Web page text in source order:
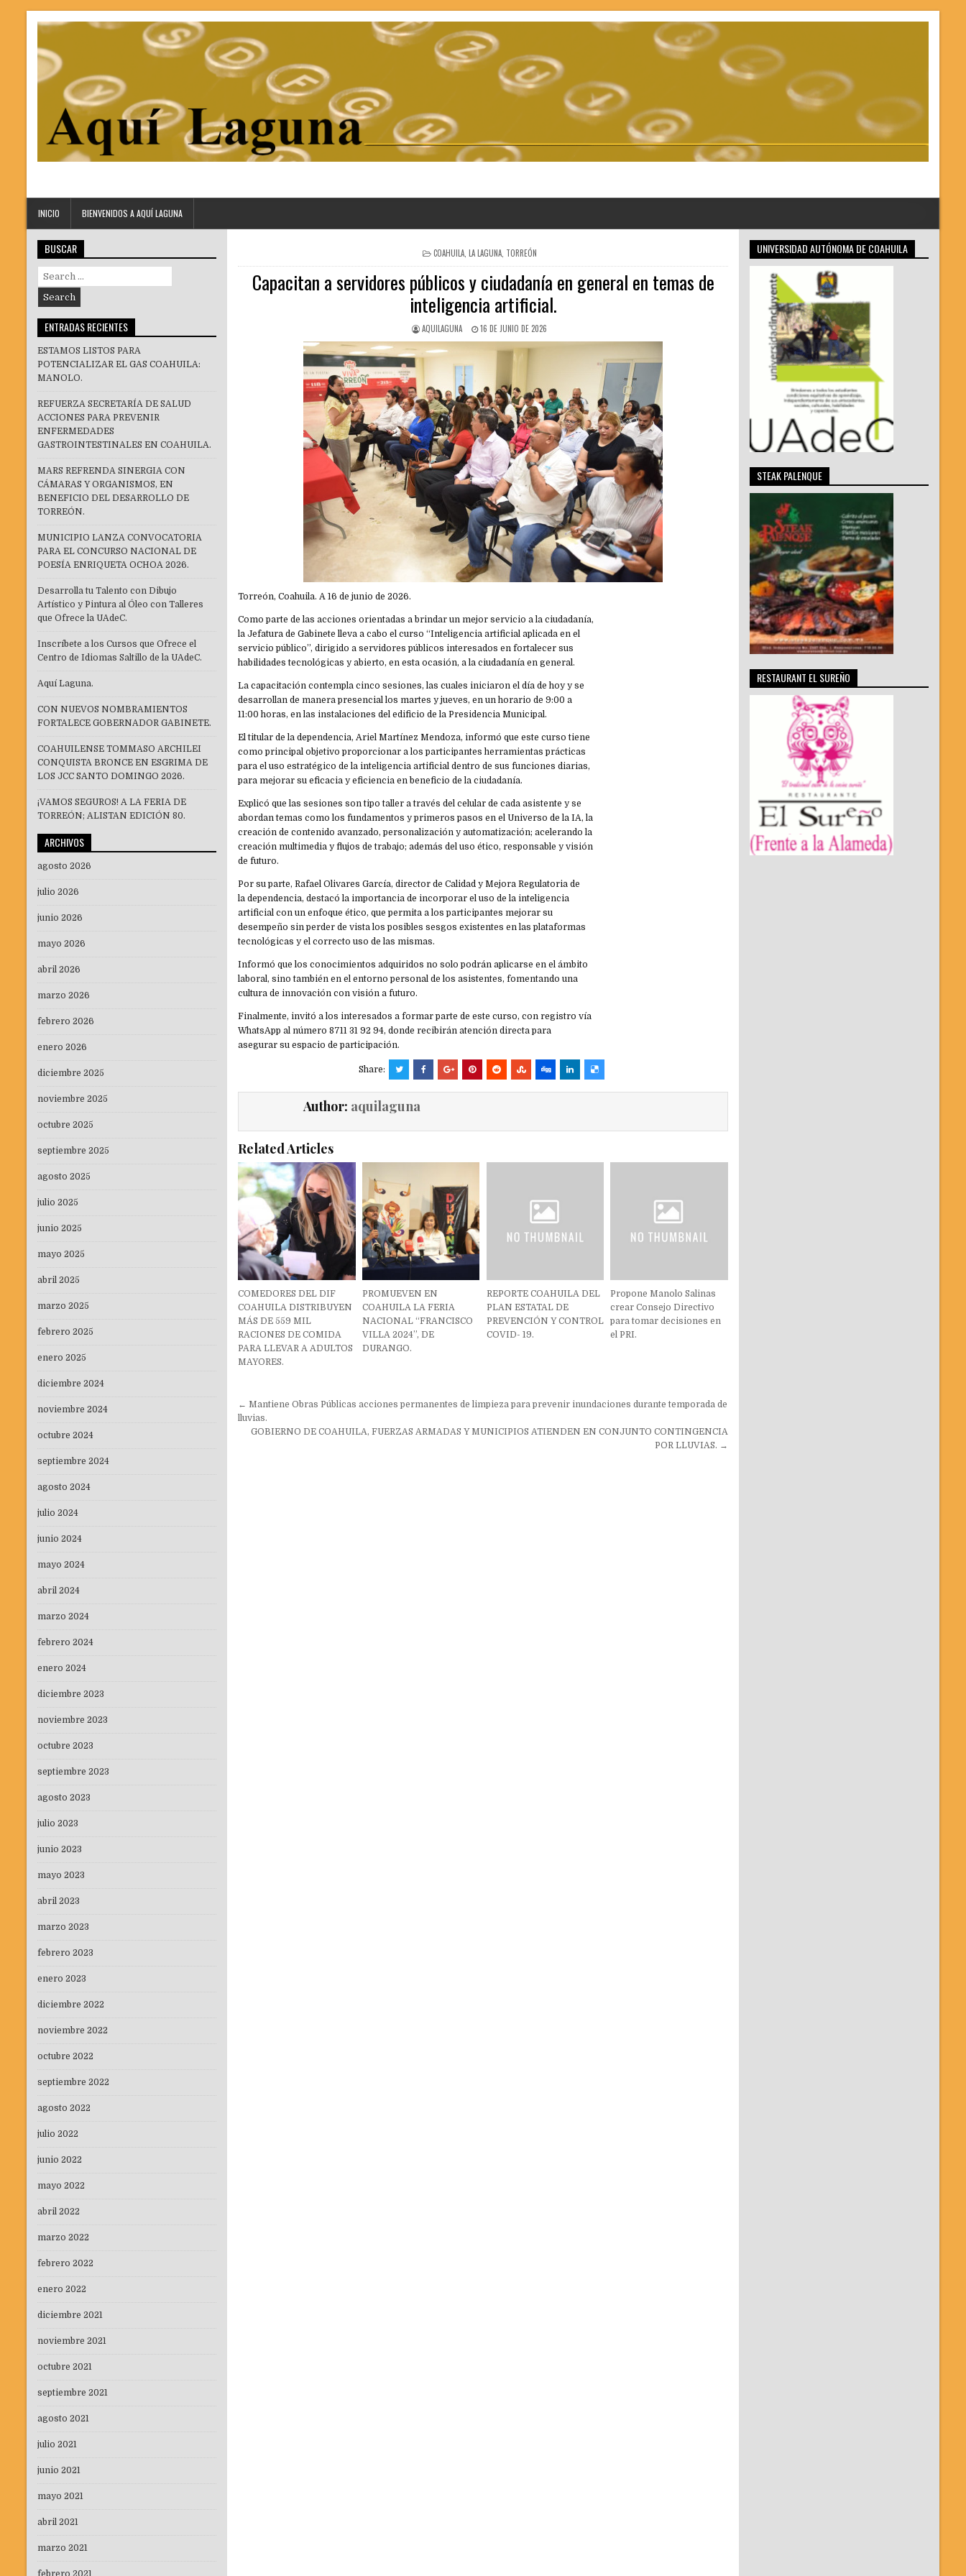
INICIO BIENVENIDOS A AQUÍ LAGUNA
POSTED
IN
COAHUILA, LA LAGUNA, TORREÓN
Capacitan a servidores públicos y ciudadanía en general en temas de
inteligencia artificial.
AQUILAGUNA 16 DE JUNIO DE 2026
Torreón, Coahuila. A 16 de junio de 2026.
Como parte de las acciones orientadas a brindar un mejor servicio a la ciudadanía,
la Jefatura de Gabinete lleva a cabo el curso “Inteligencia artificial aplicada en el
servicio público”, dirigido a servidores públicos interesados en fortalecer sus
habilidades tecnológicas y abierto, en esta ocasión, a la ciudadanía en general.
La capacitación contempla cinco sesiones, las cuales iniciaron el día de hoy y se
desarrollan de manera presencial los martes y jueves, en un horario de 9:00 a
11:00 horas, en las instalaciones del edificio de la Presidencia Municipal.
El titular de la dependencia, Ariel Martínez Mendoza, informó que este curso tiene
como principal objetivo proporcionar a los participantes herramientas prácticas
para el uso estratégico de la inteligencia artificial dentro de sus funciones diarias,
para mejorar su eficacia y eficiencia en beneficio de la ciudadanía.
Explicó que las sesiones son tipo taller a través del celular de cada asistente y se
abordan temas como los fundamentos y primeros pasos en el Universo de la IA, la
creación de contenido avanzado, personalización y automatización; acelerando la
creación multimedia y flujos de trabajo; además del uso ético, responsable y visión
de futuro.
Por su parte, Rafael Olivares García, director de Calidad y Mejora Regulatoria de
la dependencia, destacó la importancia de incorporar el uso de la inteligencia
artificial con un enfoque ético, que permita a los participantes mejorar su
desempeño sin perder de vista los posibles sesgos existentes en las plataformas
tecnológicas y el correcto uso de las mismas.
Informó que los conocimientos adquiridos no solo podrán aplicarse en el ámbito
laboral, sino también en el entorno personal de los asistentes, fomentando una
cultura de innovación con visión a futuro.
Finalmente, invitó a los interesados a formar parte de este curso, con registro vía
WhatsApp al número 8711 31 92 94, donde recibirán atención directa para
asegurar su espacio de participación.
Share:
Author: aquilaguna
Related Articles
COMEDORES DEL DIF
COAHUILA DISTRIBUYEN
MÁS DE 559 MIL
RACIONES DE COMIDA
PARA LLEVAR A ADULTOS
MAYORES.
PROMUEVEN EN
COAHUILA LA FERIA
NACIONAL “FRANCISCO
VILLA 2024”, DE
DURANGO.
REPORTE COAHUILA DEL
PLAN ESTATAL DE
PREVENCIÓN Y CONTROL
COVID- 19.
Propone Manolo Salinas
crear Consejo Directivo
para tomar decisiones en
el PRI.
Navegación
de
entradas
← Mantiene Obras Públicas acciones permanentes de limpieza para prevenir inundaciones durante temporada de
lluvias.
GOBIERNO DE COAHUILA, FUERZAS ARMADAS Y MUNICIPIOS ATIENDEN EN CONJUNTO CONTINGENCIA
POR LLUVIAS. →
BUSCAR
Search
for:
ENTRADAS RECIENTES
ESTAMOS LISTOS PARA
POTENCIALIZAR EL GAS COAHUILA:
MANOLO.
REFUERZA SECRETARÍA DE SALUD
ACCIONES PARA PREVENIR
ENFERMEDADES
GASTROINTESTINALES EN COAHUILA.
MARS REFRENDA SINERGIA CON
CÁMARAS Y ORGANISMOS, EN
BENEFICIO DEL DESARROLLO DE
TORREÓN.
MUNICIPIO LANZA CONVOCATORIA
PARA EL CONCURSO NACIONAL DE
POESÍA ENRIQUETA OCHOA 2026.
Desarrolla tu Talento con Dibujo
Artístico y Pintura al Óleo con Talleres
que Ofrece la UAdeC.
Inscríbete a los Cursos que Ofrece el
Centro de Idiomas Saltillo de la UAdeC.
Aquí Laguna.
CON NUEVOS NOMBRAMIENTOS
FORTALECE GOBERNADOR GABINETE.
COAHUILENSE TOMMASO ARCHILEI
CONQUISTA BRONCE EN ESGRIMA DE
LOS JCC SANTO DOMINGO 2026.
¡VAMOS SEGUROS! A LA FERIA DE
TORREÓN; ALISTAN EDICIÓN 80.
ARCHIVOS
agosto 2026
julio 2026
junio 2026
mayo 2026
abril 2026
marzo 2026
febrero 2026
enero 2026
diciembre 2025
noviembre 2025
octubre 2025
septiembre 2025
agosto 2025
julio 2025
junio 2025
mayo 2025
abril 2025
marzo 2025
febrero 2025
enero 2025
diciembre 2024
noviembre 2024
octubre 2024
septiembre 2024
agosto 2024
julio 2024
junio 2024
mayo 2024
abril 2024
marzo 2024
febrero 2024
enero 2024
diciembre 2023
noviembre 2023
octubre 2023
septiembre 2023
agosto 2023
julio 2023
junio 2023
mayo 2023
abril 2023
marzo 2023
febrero 2023
enero 2023
diciembre 2022
noviembre 2022
octubre 2022
septiembre 2022
agosto 2022
julio 2022
junio 2022
mayo 2022
abril 2022
marzo 2022
febrero 2022
enero 2022
diciembre 2021
noviembre 2021
octubre 2021
septiembre 2021
agosto 2021
julio 2021
junio 2021
mayo 2021
abril 2021
marzo 2021
UNIVERSIDAD AUTÓNOMA DE COAHUILA
STEAK PALENQUE
RESTAURANT EL SUREÑO